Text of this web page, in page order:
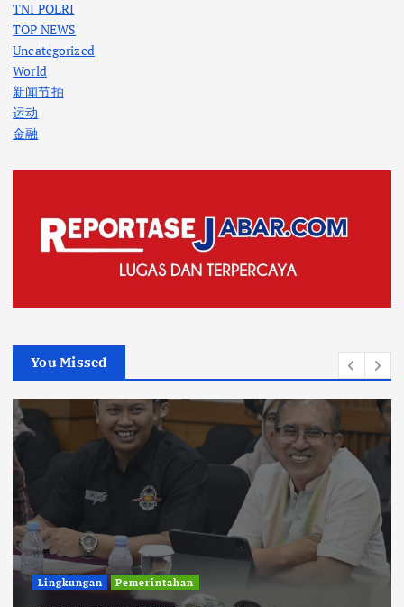
TNI POLRI
TOP NEWS
Uncategorized
World
新闻节拍
运动
金融
You Missed
Uncategorized
Diberitakan Tanpa Konfirmasi,